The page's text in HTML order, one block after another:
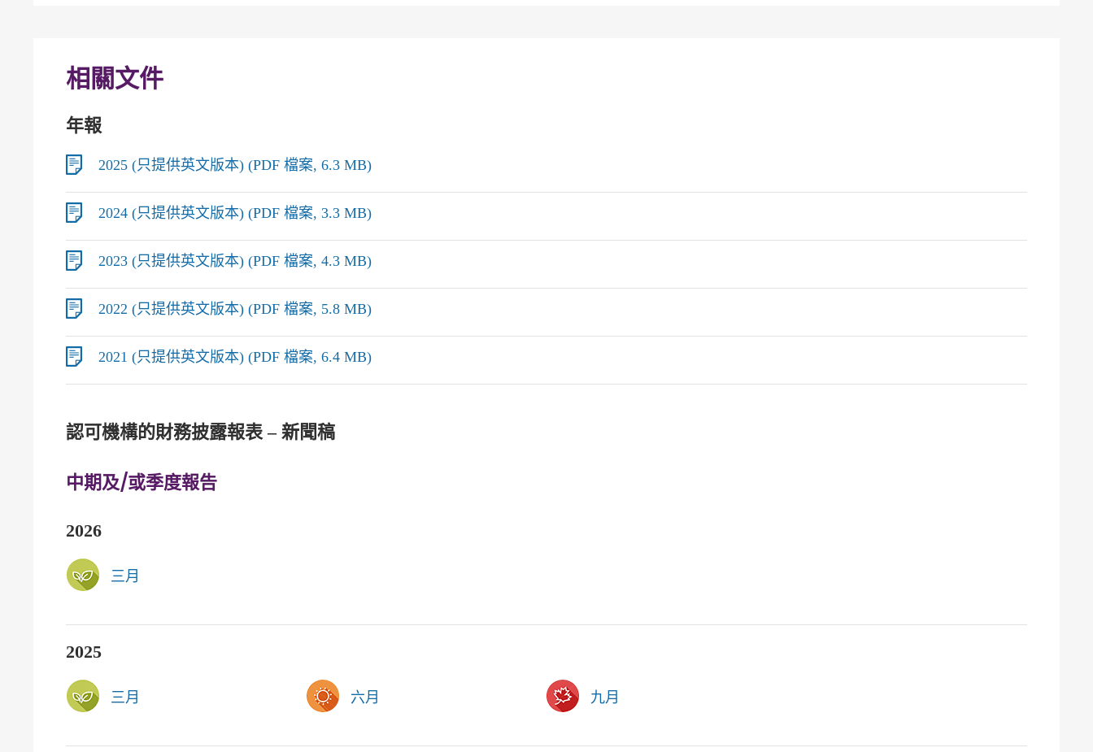
相關文件
年報
2025 (只提供英文版本) (PDF 檔案, 6.3 MB)
2024 (只提供英文版本) (PDF 檔案, 3.3 MB)
2023 (只提供英文版本) (PDF 檔案, 4.3 MB)
2022 (只提供英文版本) (PDF 檔案, 5.8 MB)
2021 (只提供英文版本) (PDF 檔案, 6.4 MB)
認可機構的財務披露報表 – 新聞稿
中期及/或季度報告
2026
三月
2025
三月 六月 九月